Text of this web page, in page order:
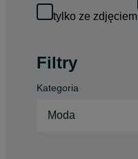
tylko ze zdjęciem
Filtry
Kategoria
Moda